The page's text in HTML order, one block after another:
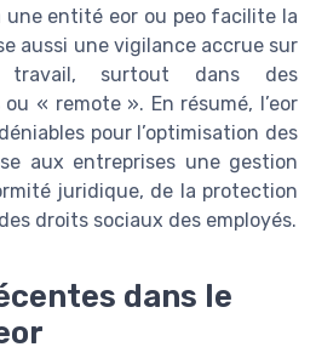
une entité eor ou peo facilite la
aussi une vigilance accrue sur
surtout dans des
« remote ». En résumé, l’eor
pour l’optimisation des
aux entreprises une gestion
juridique, de la protection
droits sociaux des employés.
dans le